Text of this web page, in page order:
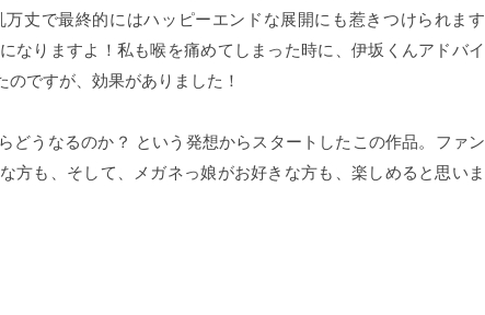
丈で最終的にはハッピーエンドな展開にも惹きつけられます
なりますよ！私も喉を痛めてしまった時に、伊坂くんアドバイ
ですが、効果がありました！
うなるのか？ という発想からスタートしたこの作品。ファン
方も、そして、メガネっ娘がお好きな方も、楽しめると思いま